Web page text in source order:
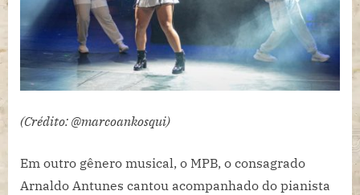
(Crédito: @marcoankosqui)
Em outro gênero musical, o MPB, o consagrado
Arnaldo Antunes cantou acompanhado do pianista